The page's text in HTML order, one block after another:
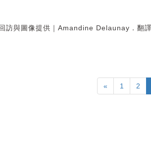
訪與圖像提供｜Amandine Delaunay．翻
« 1 2